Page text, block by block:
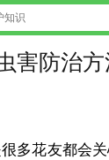
害防治
多花友都会